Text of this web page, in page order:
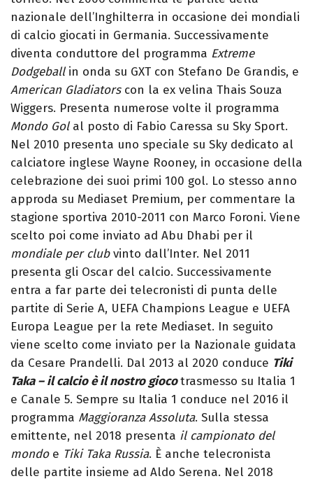
nazionale dell’Inghilterra in occasione dei mondiali
di calcio giocati in Germania. Successivamente
diventa conduttore del programma Extreme
Dodgeballin onda su GXT con Stefano De Grandis, e
American Gladiatorscon la ex velina Thais Souza
Wiggers. Presenta numerose volte il programma
Mondo Golal posto di Fabio Caressa su Sky Sport.
Nel 2010 presenta uno speciale su Sky dedicato al
calciatore inglese Wayne Rooney, in occasione della
celebrazione dei suoi primi 100 gol. Lo stesso anno
approda su Mediaset Premium, per commentare la
stagione sportiva 2010-2011 con Marco Foroni. Viene
scelto poi come inviato ad Abu Dhabi per il
mondiale per clubvinto dall’Inter. Nel 2011
presenta gli Oscar del calcio. Successivamente
entra a far parte dei telecronisti di punta delle
partite di Serie A, UEFA Champions League e UEFA
Europa League per la rete Mediaset. In seguito
viene scelto come inviato per la Nazionale guidata
da Cesare Prandelli. Dal 2013 al 2020 conduce Tiki
Taka – il calcio è il nostro giocotrasmesso su Italia 1
e Canale 5. Sempre su Italia 1 conduce nel 2016 il
programma Maggioranza Assoluta. Sulla stessa
emittente, nel 2018 presenta il campionato del
mondoe Tiki Taka Russia. È anche telecronista
delle partite insieme ad Aldo Serena. Nel 2018